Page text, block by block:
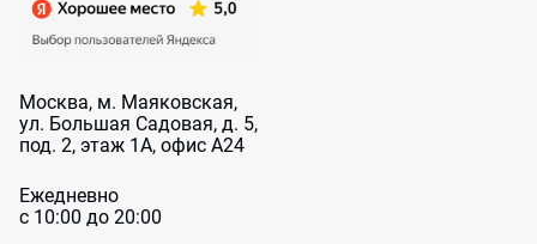
Москва, м. Маяковская,
ул. Большая Садовая, д. 5,
под. 2, этаж 1А, офис А24
Ежедневно
с 10:00 до 20:00